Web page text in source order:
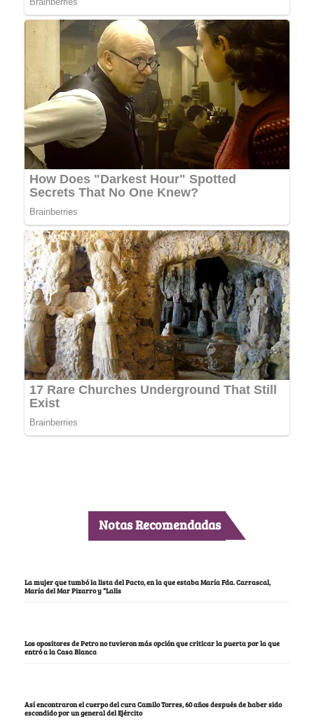
Notas Recomendadas
La mujer que tumbó la lista del Pacto, en la que estaba María Fda. Carrascal,
María del Mar Pizarro y “Lalis
Los opositores de Petro no tuvieron más opción que criticar la puerta por la que
entró a la Casa Blanca
Así encontraron el cuerpo del cura Camilo Torres, 60 años después de haber sido
escondido por un general del Ejército